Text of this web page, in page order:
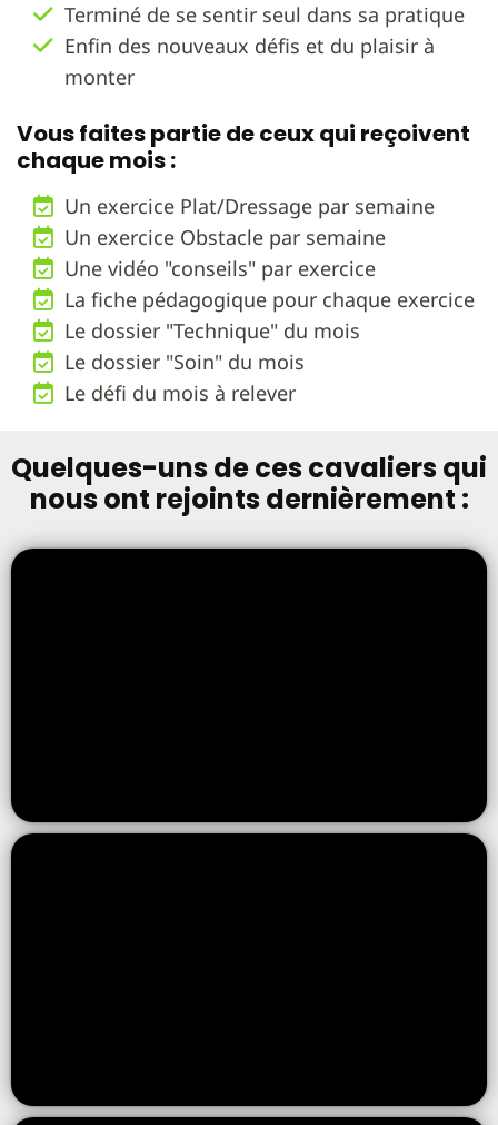
Terminé de se sentir seul dans sa pratique
Enfin des nouveaux défis et du plaisir à
monter
Vous faites partie de ceux qui reçoivent
chaque mois :
Un exercice Plat/Dressage par semaine
Un exercice Obstacle par semaine
Une vidéo "conseils" par exercice
La fiche pédagogique pour chaque exercice
Le dossier "Technique" du mois
Le dossier "Soin" du mois
Le défi du mois à relever
Quelques-uns de ces cavaliers qui
nous ont rejoints dernièrement :